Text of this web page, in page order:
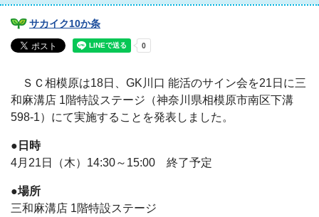
サカイク10か条
ＳＣ相模原は18日、GK川口 能活のサイン会を21日に三
和麻溝店 1階特設ステージ（神奈川県相模原市南区下溝
598-1）にて実施することを発表しました。
●日時
4月21日（木）14:30～15:00 終了予定
●場所
三和麻溝店 1階特設ステージ